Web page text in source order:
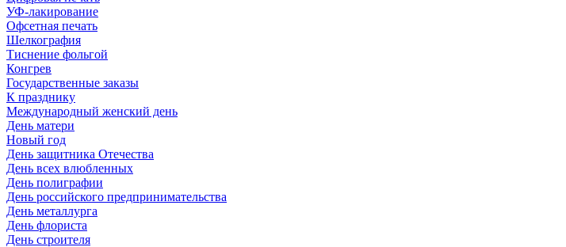
УФ-лакирование
Офсетная печать
Шелкография
Тиснение фольгой
Конгрев
Государственные заказы
К празднику
Международный женский день
День матери
Новый год
День защитника Отечества
День всех влюбленных
День полиграфии
День российского предпринимательства
День металлурга
День флориста
День строителя